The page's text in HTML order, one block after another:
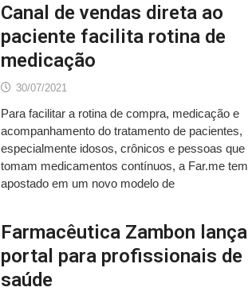
Canal de vendas direta ao
paciente facilita rotina de
medicação
30/07/2021
Para facilitar a rotina de compra, medicação e
acompanhamento do tratamento de pacientes,
especialmente idosos, crônicos e pessoas que
tomam medicamentos contínuos, a Far.me tem
apostado em um novo modelo de
Farmacêutica Zambon lança
portal para profissionais de
saúde